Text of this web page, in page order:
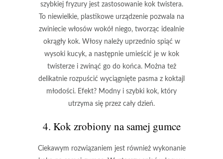
szybkiej fryzury jest zastosowanie kok twistera.
To niewielkie, plastikowe urządzenie pozwala na
zwiniecie włosów wokół niego, tworząc idealnie
okrągły kok. Włosy należy uprzednio spiąć w
wysoki kucyk, a następnie umieścić je w kok
twisterze i zwinąć go do końca. Można też
delikatnie rozpuścić wyciągnięte pasma z koktajl
młodości. Efekt? Modny i szybki kok, który
utrzyma się przez cały dzień.
4. Kok zrobiony na samej gumce
Ciekawym rozwiązaniem jest również wykonanie